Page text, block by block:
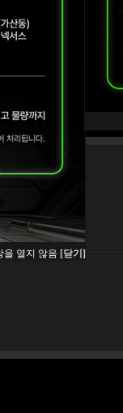
을 열지 않음 [닫기]